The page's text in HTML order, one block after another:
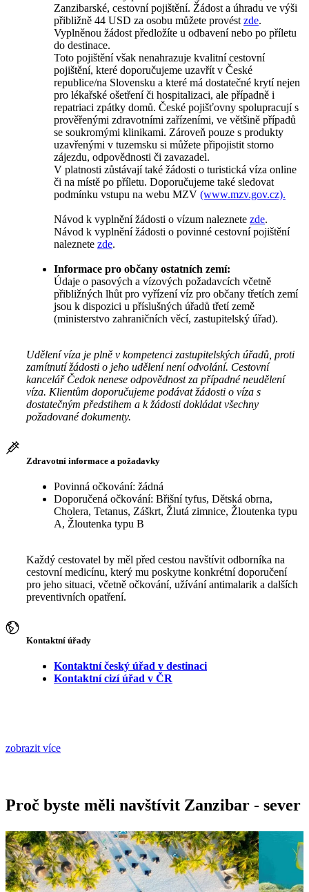
Zanzibarské, cestovní pojištění. Žádost a úhradu ve výši
přibližně 44 USD za osobu můžete provést zde.
Vyplněnou žádost předložíte u odbavení nebo po příletu
do destinace.
Toto pojištění však nenahrazuje kvalitní cestovní
pojištění, které doporučujeme uzavřít v České
republice/na Slovensku a které má dostatečné krytí nejen
pro lékařské ošetření či hospitalizaci, ale případně i
repatriaci zpátky domů. České pojišťovny spolupracují s
prověřenými zdravotními zařízeními, ve většině případů
se soukromými klinikami. Zároveň pouze s produkty
uzavřenými v tuzemsku si můžete připojistit storno
zájezdu, odpovědnosti či zavazadel.
V platnosti zůstávají také žádosti o turistická víza online
či na místě po příletu. Doporučujeme také sledovat
podmínku vstupu na webu MZV (www.mzv.gov.cz).
Návod k vyplnění žádosti o vízum naleznete zde.
Návod k vyplnění žádosti o povinné cestovní pojištění
naleznete zde.
Informace pro občany ostatních zemí:
Údaje o pasových a vízových požadavcích včetně
přibližných lhůt pro vyřízení víz pro občany třetích zemí
jsou k dispozici u příslušných úřadů třetí země
(ministerstvo zahraničních věcí, zastupitelský úřad).
Udělení víza je plně v kompetenci zastupitelských úřadů, proti
zamítnutí žádosti o jeho udělení není odvolání. Cestovní
kancelář Čedok nenese odpovědnost za případné neudělení
víza. Klientům doporučujeme podávat žádosti o víza s
dostatečným předstihem a k žádosti dokládat všechny
požadované dokumenty.
Zdravotní informace a požadavky
Povinná očkování: žádná
Doporučená očkování: Břišní tyfus, Dětská obrna,
Cholera, Tetanus, Záškrt, Žlutá zimnice, Žloutenka typu
A, Žloutenka typu B
Každý cestovatel by měl před cestou navštívit odborníka na
cestovní medicínu, který mu poskytne konkrétní doporučení
pro jeho situaci, včetně očkování, užívání antimalarik a dalších
preventivních opatření.
Kontaktní úřady
Kontaktní český úřad v destinaci
Kontaktní cizí úřad v ČR
zobrazit více
Proč byste měli navštívit Zanzibar - sever